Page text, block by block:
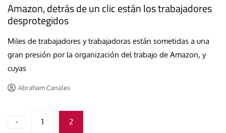
Amazon, detrás de un clic están los trabajadores
desprotegidos
Miles de trabajadores y trabajadoras están sometidas a una
gran presión por la organización del trabajo de Amazon, y
cuyas
Abraham Canales
Paginación
- 1 2